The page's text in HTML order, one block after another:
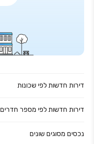
דירות חדשות לפי שכונות
דירות חדשות לפי מספר חדרים
נכסים מסוגים שונים